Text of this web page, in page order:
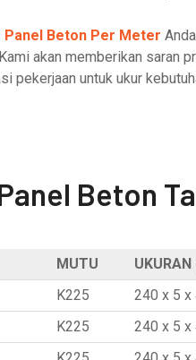
Panel Beton Per Meter
akan memberikan saran
pekerjaan untuk ukur
Beton
MUTU
K225 240 x 5 x
K225 240 x 5 x